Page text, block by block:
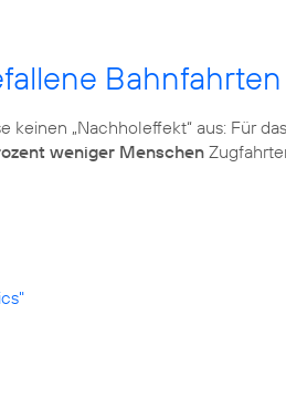
keinen „Nachholeffekt“ aus: Für das
weniger Menschen